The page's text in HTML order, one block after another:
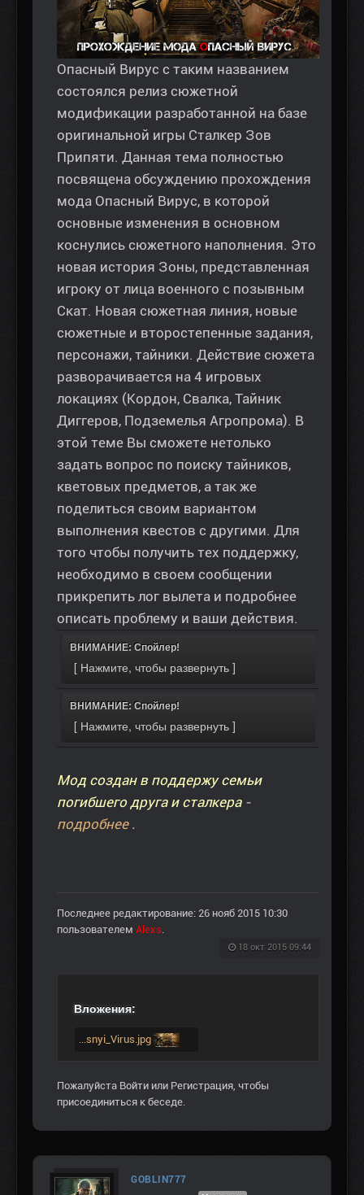
Опасный Вирус с таким названием
состоялся релиз сюжетной
модификации разработанной на базе
оригинальной игры Сталкер Зов
Припяти. Данная тема полностью
посвящена обсуждению прохождения
мода Опасный Вирус, в которой
основные изменения в основном
коснулись сюжетного наполнения. Это
новая история Зоны, представленная
игроку от лица военного с позывным
Скат. Новая сюжетная линия, новые
сюжетные и второстепенные задания,
персонажи, тайники. Действие сюжета
разворачивается на 4 игровых
локациях (Кордон, Свалка, Тайник
Диггеров, Подземелья Агропрома). В
этой теме Вы сможете нетолько
задать вопрос по поиску тайников,
кветовых предметов, а так же
поделиться своим вариантом
выполнения квестов с другими. Для
того чтобы получить тех поддержку,
необходимо в своем сообщении
прикрепить лог вылета и подробнее
описать проблему и ваши действия.
ВНИМАНИЕ: Спойлер!
ВНИМАНИЕ: Спойлер!
Мод создан в поддержу семьи
погибшего друга и сталкера-
подробнее.
Последнее редактирование: 26 нояб 2015 10:30
пользователем Alexs.
18 окт 2015 09:44
Вложения:
...snyi_Virus.jpg
Пожалуйста Войти или Регистрация, чтобы
присоединиться к беседе.
GOBLIN777